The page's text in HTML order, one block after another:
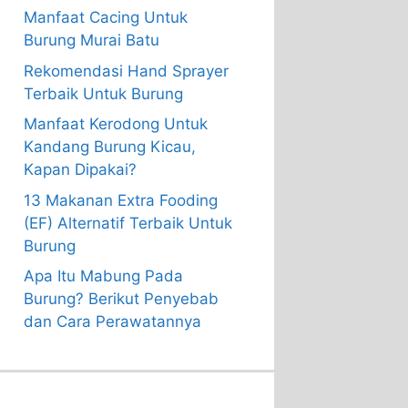
Manfaat Cacing Untuk
Burung Murai Batu
Rekomendasi Hand Sprayer
Terbaik Untuk Burung
Manfaat Kerodong Untuk
Kandang Burung Kicau,
Kapan Dipakai?
13 Makanan Extra Fooding
(EF) Alternatif Terbaik Untuk
Burung
Apa Itu Mabung Pada
Burung? Berikut Penyebab
dan Cara Perawatannya